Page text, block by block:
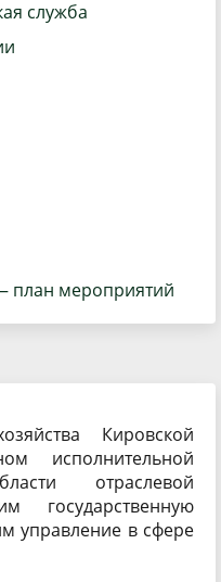
служба
план мероприятий
Кировской
исполнительной
отраслевой
государственную
управление в сфере